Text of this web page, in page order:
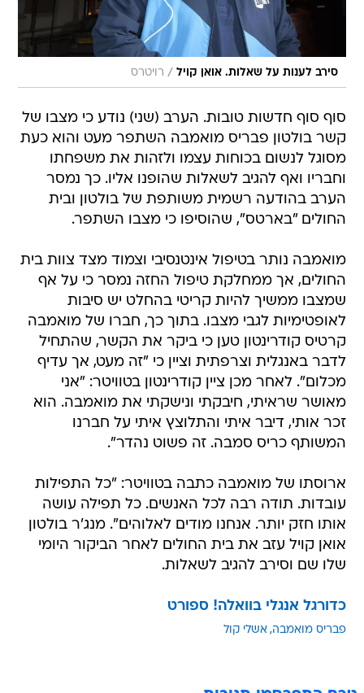
סירב לענות על שאלות. אואן קויל / רויטרס
סוף סוף חדשות טובות. הערב (שני) נודע כי מצבו של
קשר בולטון פבריס מואמבה השתפר מעט והוא כעת
מסוגל לנשום בכוחות עצמו ולזהות את משפחתו
וחבריו ואף להגיב לשאלות שהופנו אליו. כך נמסר
הערב בהודעה רשמית משותפת של בולטון ובית
החולים "בארטס", שהוסיפו כי מצבו השתפר.
מואמבה נותר בטיפול אינטנסיבי וצמוד מצד צוות בית
החולים, אך ממחלקת טיפול החזה נמסר כי על אף
שמצבו ממשיך להיות קריטי בהחלט יש סיבות
לאופטימיות לגבי מצבו. בתוך כך, חברו של מואמבה
קרטיס קודרינטון טען כי ביקר את הקשר, שהתחיל
לדבר באנגלית וצרפתית וציין כי "זה מעט, אך עדיף
מכלום". לאחר מכן ציין קודרינטון בטוויטר: "אני
מאושר שראיתי, חיבקתי ונישקתי את מואמבה. הוא
זכר אותי, דיבר איתי והתלוצץ איתי על חברנו
המשותף כריס סמבה. זה פשוט נהדר".
ארוסתו של מואמבה כתבה בטוויטר: "כל התפילות
עובדות. תודה רבה לכל האנשים. כל תפילה עושה
אותו חזק יותר. אנחנו מודים לאלוהים". מנג'ר בולטון
אואן קויל עזב את בית החולים לאחר הביקור היומי
שלו שם וסירב להגיב לשאלות.
כדורגל אנגלי בוואלה! ספורט
פבריס מואמבה אשלי קול